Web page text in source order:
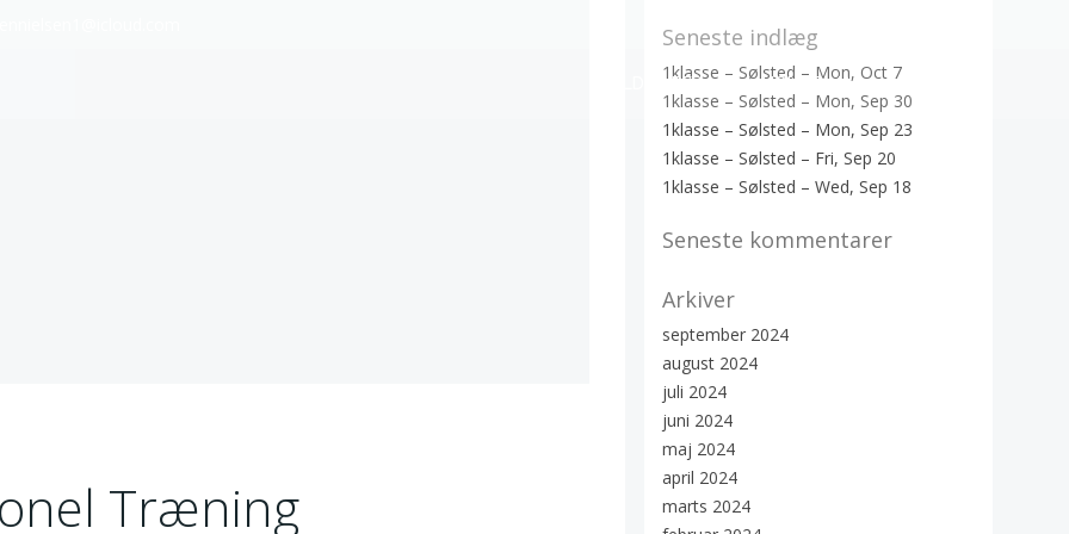
HOLD TYPER HOLD PLAN
Træning
Seneste indlæg
1klasse – Sølsted – Mon, Oct 7
1klasse – Sølsted – Mon, Sep 30
1klasse – Sølsted – Mon, Sep 23
1klasse – Sølsted – Fri, Sep 20
1klasse – Sølsted – Wed, Sep 18
Seneste kommentarer
Arkiver
september 2024
august 2024
juli 2024
juni 2024
maj 2024
april 2024
marts 2024